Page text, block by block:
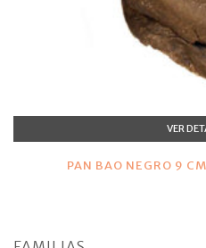
VER
PAN BAO NEGRO 9